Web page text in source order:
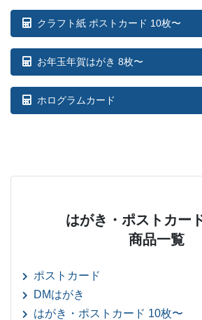
クラフト紙 ポストカード 10枚〜
お年玉年賀はがき 8枚〜
ホログラムカード
はがき・ポストカー
商品一覧
ポストカード
DMはがき
はがき・ポストカード 10枚〜